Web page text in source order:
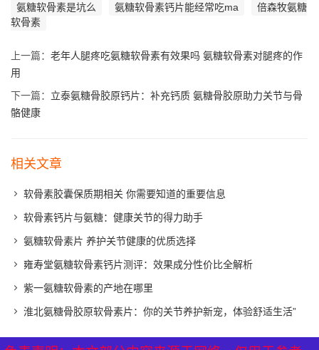
氨糖软骨素是坑么 氨糖软骨素钙片能经常吃ma
倍森牧氨糖
软骨素
上一篇： 老年人腿疼吃氨糖软骨素有效果吗 氨糖软骨素对腿疼的作
用
下一篇： 立泰氨糖骨胶原钙片：补充钙质 氨糖骨胶原助力关节与骨
骼健康
相关文章
软骨素胶囊保质期相关 你需要知道的重要信息
软骨素钙片与氨糖：健康关节的得力助手
氨糖软骨素片 养护关节健康的优质选择
雍寿堂氨糖软骨素钙片测评：效果成分性价比全解析
紫一氨糖软骨素的产地在哪里
淮北氨糖骨胶原软骨素片：你的关节养护新宠，体验舒适生活”